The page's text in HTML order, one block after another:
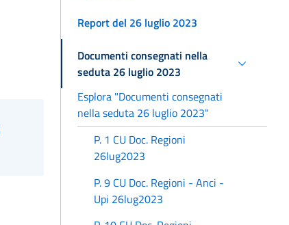
Report del 26 luglio 2023
Documenti consegnati nella
seduta 26 luglio 2023
Esplora "Documenti consegnati
nella seduta 26 luglio 2023"
P. 1 CU Doc. Regioni
26lug2023
P. 9 CU Doc. Regioni - Anci -
Upi 26lug2023